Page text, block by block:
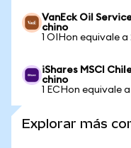
VanEck Oil
chino
1 OIHon equivale a
iShares MSCI
chino
1 ECHon equivale
Explorar más